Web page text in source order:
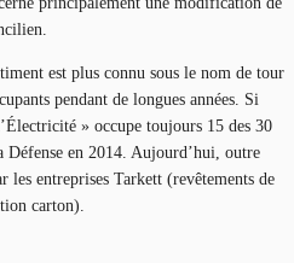
est plus connu sous le nom de tour
pendant de longues années. Si
» occupe toujours 15 des 30
en 2014. Aujourd’hui, outre
les entreprises Tarkett (revêtements de
carton).